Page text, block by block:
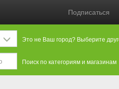
Подписаться
Это не Ваш город? Выберите
Поиск по категориям и магазинам